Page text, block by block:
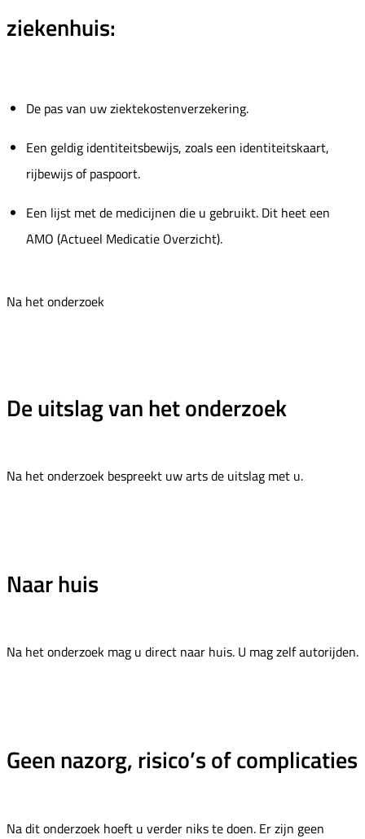
ziekenhuis:
De pas van uw ziektekostenverzekering.
Een geldig identiteitsbewijs, zoals een identiteitskaart,
rijbewijs of paspoort.
Een lijst met de medicijnen die u gebruikt. Dit heet een
AMO (Actueel Medicatie Overzicht).
Na het onderzoek
De uitslag van het onderzoek
Na het onderzoek bespreekt uw arts de uitslag met u.
Naar huis
Na het onderzoek mag u direct naar huis. U mag zelf autorijden.
Geen nazorg, risico’s of complicaties
Na dit onderzoek hoeft u verder niks te doen. Er zijn geen